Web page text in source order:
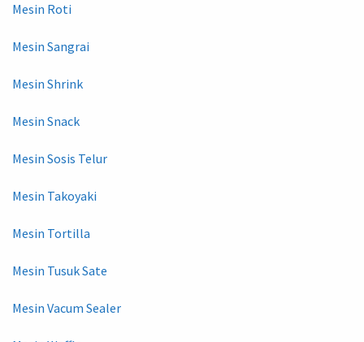
Mesin Roti
Mesin Sangrai
Mesin Shrink
Mesin Snack
Mesin Sosis Telur
Mesin Takoyaki
Mesin Tortilla
Mesin Tusuk Sate
Mesin Vacum Sealer